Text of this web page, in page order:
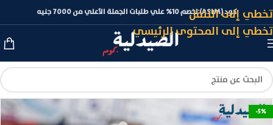
تخطي إلى التنقل
تخطي إلى المحتوى الرئيسي
كود (ASLM) لخصم 10% علي طلبات الجملة الأعلي من 7000 جنيه
-5%